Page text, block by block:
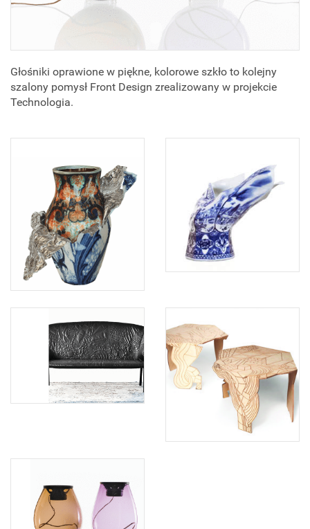
Głośniki oprawione w piękne, kolorowe szkło to kolejny
szalony pomysł Front Design zrealizowany w projekcie
Technologia.